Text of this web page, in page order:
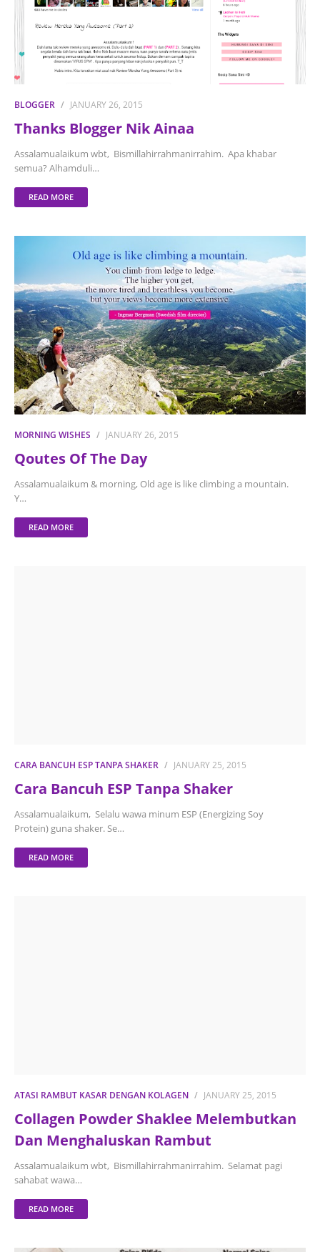
BLOGGER JANUARY 26, 2015
Thanks Blogger Nik Ainaa
Assalamualaikum wbt, Bismillahirrahmanirrahim. Apa khabar
semua? Alhamduli…
READ MORE
MORNING WISHES JANUARY 26, 2015
Qoutes Of The Day
Assalamualaikum & morning, Old age is like climbing a mountain.
Y…
READ MORE
CARA BANCUH ESP TANPA SHAKER JANUARY 25, 2015
Cara Bancuh ESP Tanpa Shaker
Assalamualaikum, Selalu wawa minum ESP (Energizing Soy
Protein) guna shaker. Se…
READ MORE
ATASI RAMBUT KASAR DENGAN KOLAGEN JANUARY 25, 2015
Collagen Powder Shaklee Melembutkan
Dan Menghaluskan Rambut
Assalamualaikum wbt, Bismillahirrahmanirrahim. Selamat pagi
sahabat wawa…
READ MORE